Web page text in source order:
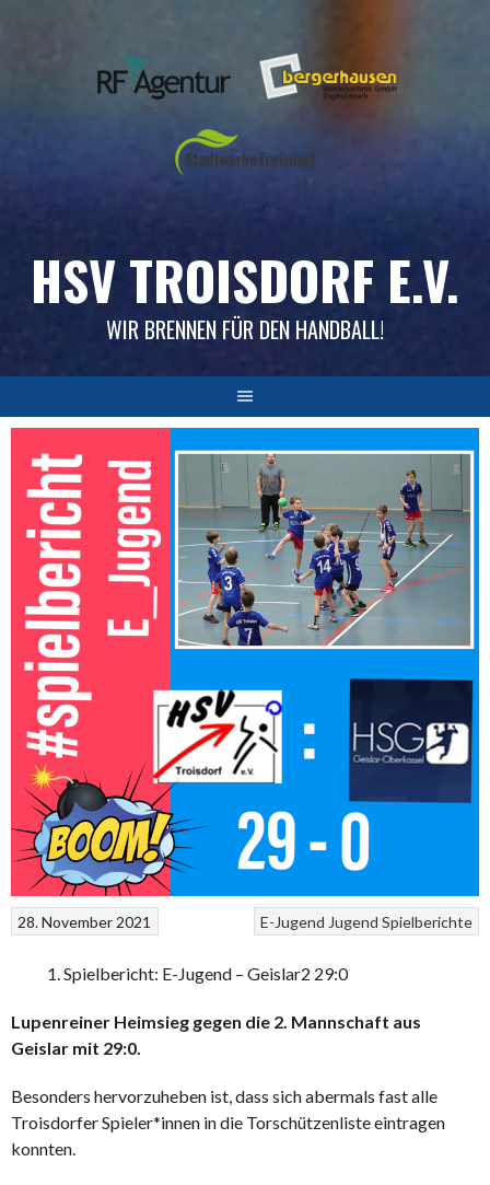
HSV TROISDORF E.V.
WIR BRENNEN FÜR DEN HANDBALL!
E-Jugend Jugend Spielberichte
28. November 2021
Spielbericht: E-Jugend – Geislar2 29:0
Lupenreiner Heimsieg gegen die 2. Mannschaft aus
Geislar mit 29:0.
Besonders hervorzuheben ist, dass sich abermals fast alle
Troisdorfer Spieler*innen in die Torschützenliste eintragen
konnten.